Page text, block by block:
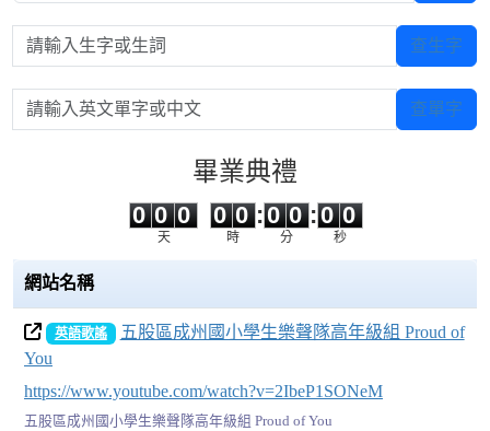
請輸入生字或生詞 查生字
請輸入英文單字或中文 查單字
畢業典禮
0 0 0
天
0
0
0
0
時
:
0
0
0
0
分
:0 0
秒
網站名稱
英語歌謠
五股區成州國小學生樂聲隊高年級組 Proud of
You
https://www.youtube.com/watch?v=2IbeP1SONeM
五股區成州國小學生樂聲隊高年級組 Proud of You